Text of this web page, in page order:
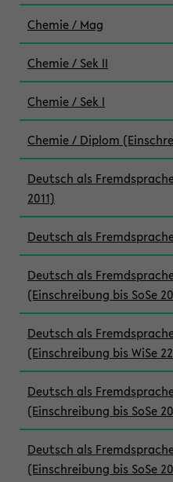
Chemie / Mag
Chemie / Sek II
Chemie / Sek I
Chemie / Diplom
Deutsch als
2011)
Deutsch als
Deutsch als
(Einschreibung bis SoSe
Deutsch als
(Einschreibung bis WiSe
Deutsch als
(Einschreibung bis SoSe
Deutsch als
(Einschreibung bis SoSe